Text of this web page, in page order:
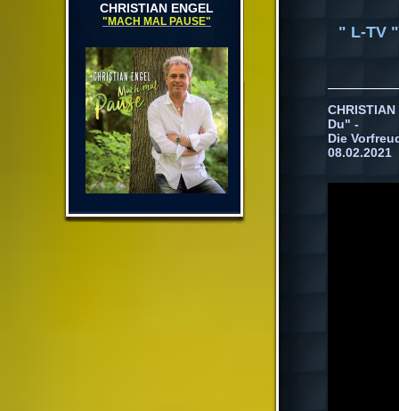
" L-TV
Du" -
Die
08.02.2021
CHRISTIAN ENGEL
"MACH MAL PAUSE"